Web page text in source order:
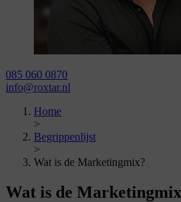
085 060 0870
info@roxtar.nl
Home
>
Begrippenlijst
>
Wat is de Marketingmix?
Wat is de